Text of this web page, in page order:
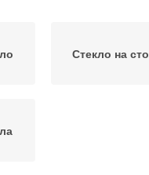
Стекло на